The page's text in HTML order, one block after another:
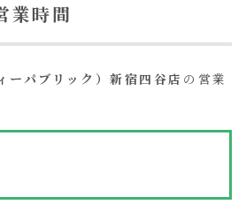
業時間
パブリック）新宿四谷店 の営業